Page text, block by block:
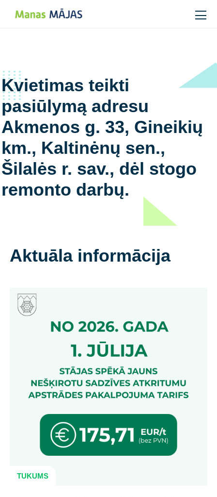
Main Navigation
Kvietimas teikti
pasiūlymą adresu
Akmenos g. 33, Gineikių
km., Kaltinėnų sen.,
Šilalės r. sav., dėl stogo
remonto darbų.
Aktuāla informācija
TUKUMS